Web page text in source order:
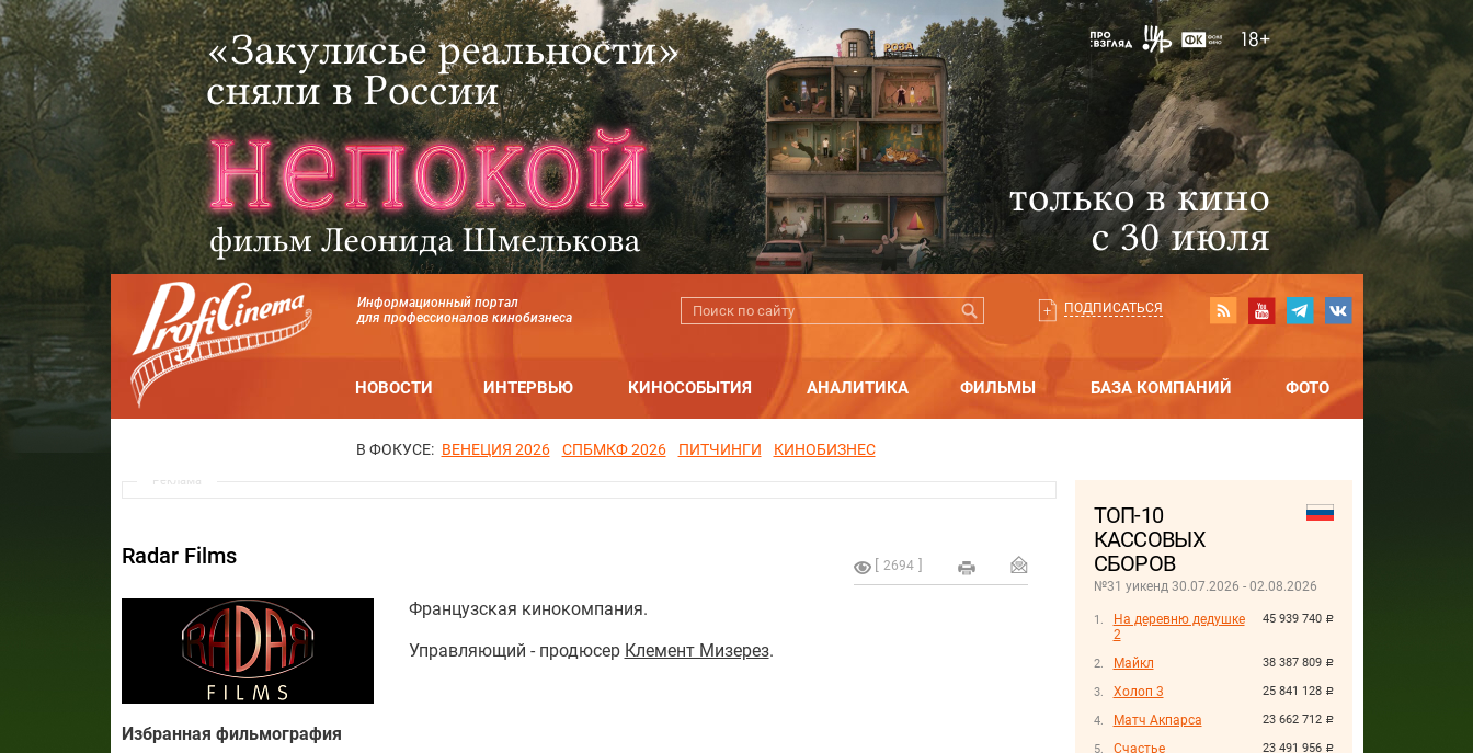
Информационный портал
для профессионалов кинобизнеса
ПОДПИСАТЬСЯ
НОВОСТИ ИНТЕРВЬЮ КИНОСОБЫТИЯ АНАЛИТИКА ФИЛЬМЫ БАЗА КОМПАНИЙ ФОТО
В ФОКУСЕ: ВЕНЕЦИЯ 2026 СПБМКФ 2026 ПИТЧИНГИ КИНОБИЗНЕС
ТОП-10
КАССОВЫХ
СБОРОВ
№31 уикенд 30.07.2026 - 02.08.2026
45 939 740 руб.
На деревню дедушке
2
38 387 809 руб.
Майкл
25 841 128 руб.
Холоп 3
23 662 712 руб.
Матч Акпарса
23 491 956 руб.
Счастье
Реклама
2694
Radar Films
Французская кинокомпания.
Управляющий - продюсер Клемент Мизерез.
Избранная фильмография